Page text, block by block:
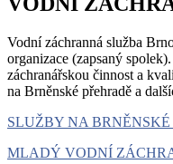
Vodní záchranná služba
organizace (zapsaný
záchranářskou činnost a
na Brněnské přehradě a
SLUŽBY NA BRNĚNSKÉ
MLADÝ VODNÍ